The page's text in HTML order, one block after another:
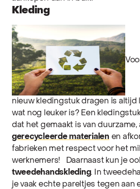
Kleding
nieuw kledingstuk dragen is altijd
wat nog leuker is? Een
dat het gemaakt is van duurzame,
gerecycleerde materialen en
fabrieken met respect voor het
werknemers!
Daarnaast kun je
tweedehandskleding. In
je vaak echte pareltjes tegen aan